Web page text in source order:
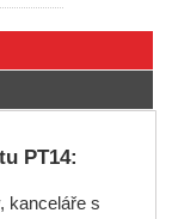
PT14:
kanceláře s